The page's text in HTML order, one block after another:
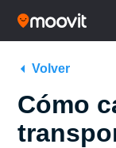
Volver
Cómo